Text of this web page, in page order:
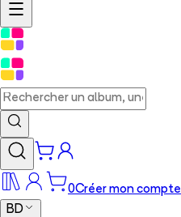
0Créer mon compte
BD